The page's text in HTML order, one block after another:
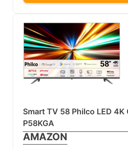
Smart TV 58 Philco LED 4K
P58KGA
AMAZON